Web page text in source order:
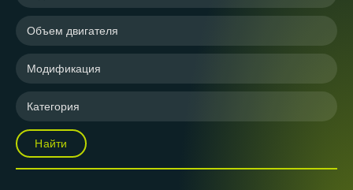
Объем двигателя
Модификация
Категория
Найти